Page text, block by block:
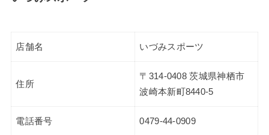
店舗名 いづみスポーツ
住所
〒314-0408 茨城県神栖市
波崎本新町8440-5
電話番号 0479-44-0909